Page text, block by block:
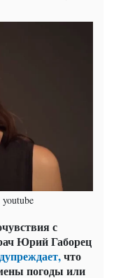
с
Юрий Габорец
что
погоды или